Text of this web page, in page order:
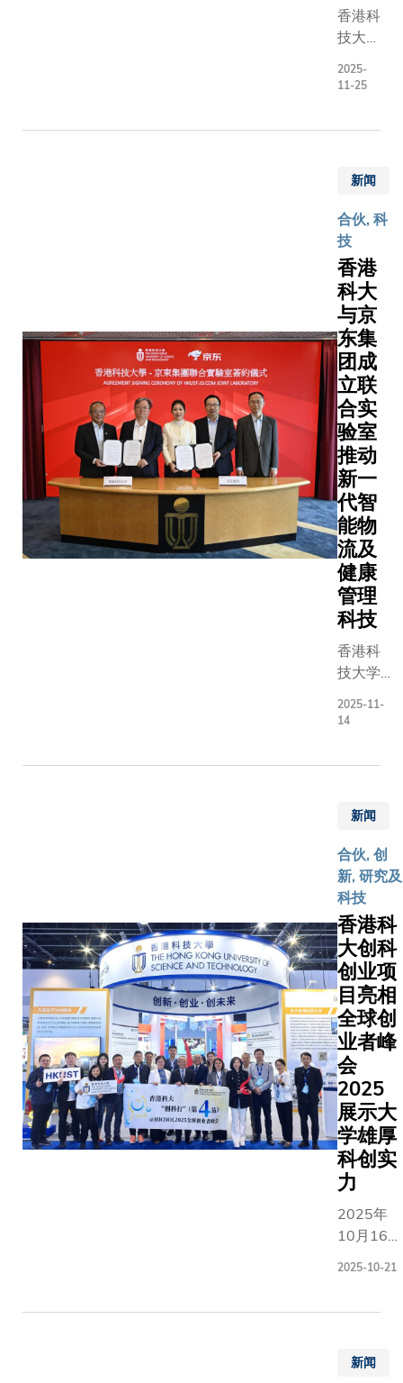
络成立
以来在
办的相
出，科
月举办
的「科
大独角
兽日」
及七月
举办的
「创业
训练
营」，
均获得
联盟成
员院校
的积极
参与，
展现了
跨院校
合作的
成功案
例。 这
印证了
各成员
院校在
推动创
研及培
教育中
思维方
面的共
同承
诺。会
议结束
前，科
大将创
新与创
业网络
2025–
2026 年
度召集
人职务
交予清
华大
学，由
业训练
中心主
任李双
推动创
香港科
技大学
大）与
山医
院）及
上海交
通大学
医学院
附属瑞
金医院
（瑞金
医院）
日前签
署战略
合作备
忘录，
正式建
立战略
合作伙
伴关
系。科
大将与
两院就
科研合
作、人
才培
养、医
学教
育、国
等方面
密合
同培育
具备国
际视野
及前沿
创新能
力的临
床科学
家和医
学人
才，加
速高水
平的临
床科研
成果应
用及转
化，促
进两地
医疗健
康事业
实现高
可持续
科大校
2025-
11-25
新闻
合伙, 科
技
香港
科大
与京
东集
团成
立联
合实
验室
推动
新一
代智
能物
流及
健康
管理
科技
香港科
技大学
大）与
合作协
议，共
同成立
「香港
科技大
学 - 京
东集团
联合实
验室」
（联合
实验
室）。
双方将
围绕智
能供应
链领域
的人工
智能和
具身智
能技术
瞻性研
前沿研
2025-11-
14
新闻
合伙, 创
新, 研究及
科技
香港科
大创科
创业项
目亮相
全球创
业者峰
会
2025
展示大
学雄厚
科创实
力
2025年
10月16日
HICOOL
2025-10-21
新闻